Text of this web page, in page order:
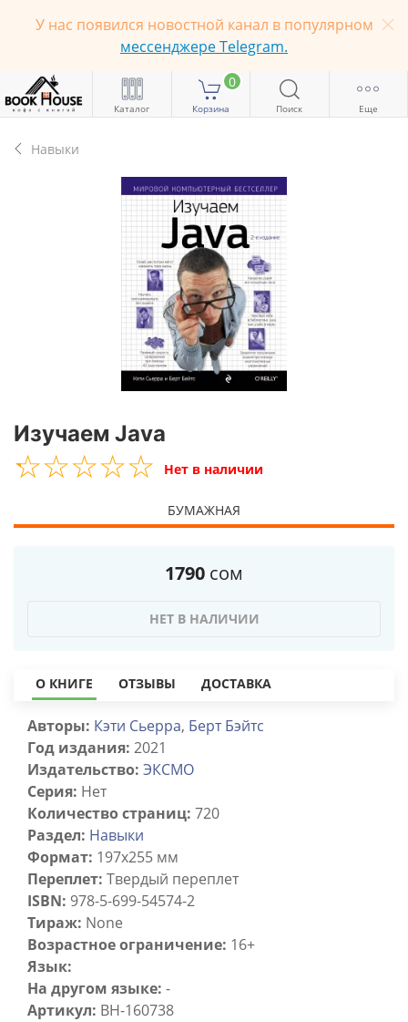
У нас появился новостной канал в популярном
мессенджере Telegram.
Каталог
0
Корзина Поиск Еще
Навыки
Изучаем Java
☆☆☆☆☆
★★★★★ Нет в наличии
БУМАЖНАЯ
1790 сом
НЕТ В НАЛИЧИИ
О КНИГЕ ОТЗЫВЫ ДОСТАВКА
Авторы: Кэти Сьерра, Берт Бэйтс
Год издания: 2021
Издательство: ЭКСМО
Серия: Нет
Количество страниц: 720
Раздел: Навыки
Формат: 197x255 мм
Переплет: Твердый переплет
ISBN: 978-5-699-54574-2
Тираж: None
Возрастное ограничение: 16+
Язык:
На другом языке: -
Артикул: BH-160738